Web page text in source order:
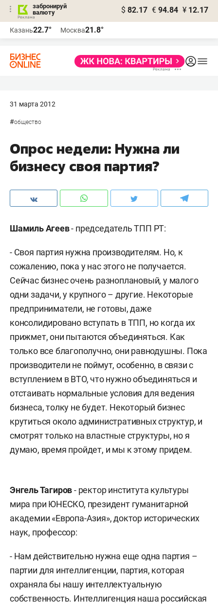
забронируй
валюту
$ 82.17 € 94.84 ¥ 12.17
Казань22.7° Москва21.8°
31 марта 2012
#общество
Опрос недели: Нужна ли
бизнесу своя партия?
Шамиль Агеев- председатель ТПП РТ:
- Своя партия нужна производителям. Но, к
сожалению, пока у нас этого не получается.
Сейчас бизнес очень разноплановый, у малого
одни задачи, у крупного – другие. Некоторые
предприниматели, не готовы, даже
консолидировано вступать в ТПП, но когда их
прижмет, они пытаются объединяться. Как
только все благополучно, они равнодушны. Пока
производители не поймут, особенно, в связи с
вступлением в ВТО, что нужно объединяться и
отстаивать нормальные условия для ведения
бизнеса, толку не будет. Некоторый бизнес
крутиться около административных структур, и
смотрят только на властные структуры, но я
думаю, время пройдет, и мы к этому придем.
Энгель Тагиров- ректор института культуры
мира при ЮНЕСКО, президент гуманитарной
академии «Европа-Азия», доктор исторических
наук, профессор:
- Нам действительно нужна еще одна партия –
партии для интеллигенции, партия, которая
охраняла бы нашу интеллектуальную
собственность. Интеллигенция наша российская